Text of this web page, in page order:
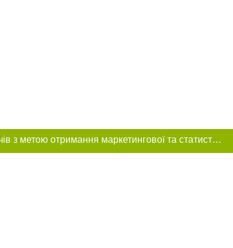
Цей сайт використовує «cookies». Також веб-сайт використовує інтернет-сервіс для збору технічних даних стосовно відвідувачів з метою отримання маркетингової та статистичної інформації. Умови обробки даних відвідувачів сайту див.